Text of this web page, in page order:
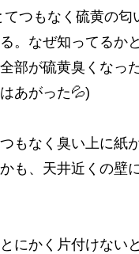
つもなく硫黄の
。なぜ知ってるか
部が硫黄臭くな
あがった💦)
もなく臭い上に紙
も、天井近くの壁
にかく片付けない